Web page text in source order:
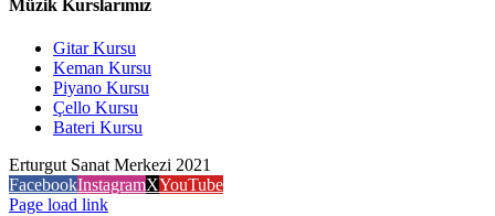
Müzik Kurslarımız
Gitar Kursu
Keman Kursu
Piyano Kursu
Çello Kursu
Bateri Kursu
Erturgut Sanat Merkezi 2021
FacebookInstagramXYouTube
Page load link